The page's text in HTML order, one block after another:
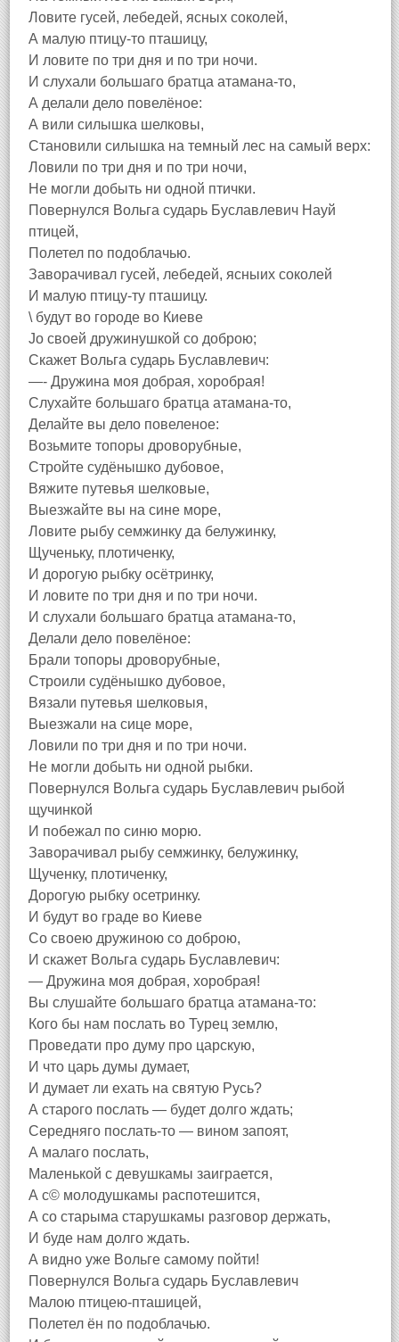
Ловите гусей, лебедей, ясных соколей,
А малую птицу-то пташицу,
И ловите по три дня и по три ночи.
И слухали большаго братца атамана-то,
А делали дело повелёное:
А вили силышка шелковы,
Становили силышка на темный лес на самый верх:
Ловили по три дня и по три ночи,
Не могли добыть ни одной птички.
Повернулся Вольга сударь Буславлевич Науй
птицей,
Полетел по подоблачью.
Заворачивал гусей, лебедей, ясныих соколей
И малую птицу-ту пташицу.
\ будут во городе во Киеве
Jo своей дружинушкой со доброю;
Скажет Вольга сударь Буславлевич:
—- Дружина моя добрая, хоробрая!
Слухайте большаго братца атамана-то,
Делайте вы дело повеленое:
Возьмите топоры дроворубные,
Стройте судёнышко дубовое,
Вяжите путевья шелковые,
Выезжайте вы на сине море,
Ловите рыбу семжинку да белужинку,
Щученьку, плотиченку,
И дорогую рыбку осётринку,
И ловите по три дня и по три ночи.
И слухали большаго братца атамана-то,
Делали дело повелёное:
Брали топоры дроворубные,
Строили судёнышко дубовое,
Вязали путевья шелковыя,
Выезжали на сице море,
Ловили по три дня и по три ночи.
Не могли добыть ни одной рыбки.
Повернулся Вольга сударь Буславлевич рыбой
щучинкой
И побежал по синю морю.
Заворачивал рыбу семжинку, белужинку,
Щученку, плотиченку,
Дорогую рыбку осетринку.
И будут во граде во Киеве
Со своею дружиною со доброю,
И скажет Вольга сударь Буславлевич:
— Дружина моя добрая, хоробрая!
Вы слушайте большаго братца атамана-то:
Кого бы нам послать во Турец землю,
Проведати про думу про царскую,
И что царь думы думает,
И думает ли ехать на святую Русь?
А старого послать — будет долго ждать;
Середняго послать-то — вином запоят,
А малаго послать,
Маленькой с девушкамы заиграется,
А с© молодушкамы распотешится,
А со старыма старушкамы разговор держать,
И буде нам долго ждать.
А видно уже Вольге самому пойти!
Повернулся Вольга сударь Буславлевич
Малою птицею-пташицей,
Полетел ён по подоблачью.